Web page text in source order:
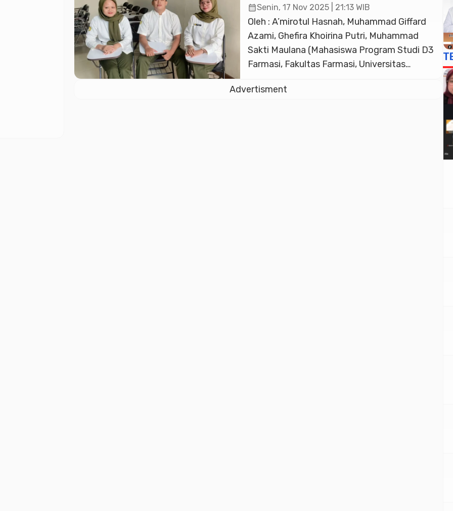
calendar_monthSenin, 17 Nov 2025 | 21:13 WIB
Oleh : A’mirotul Hasnah, Muhammad Giffard
Azami, Ghefira Khoirina Putri, Muhammad
Sakti Maulana (Mahasiswa Program Studi D3
Farmasi, Fakultas Farmasi, Universitas
(Dosen Mata Kuliah Bahasa Indonesia,
Advertisment